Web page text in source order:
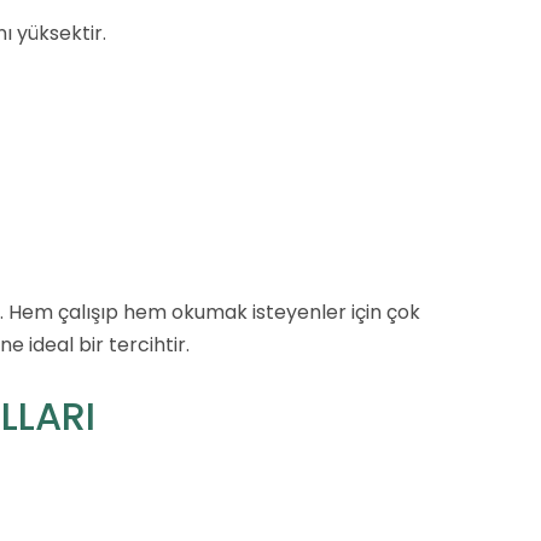
yüksektir.
çalışıp hem okumak isteyenler için çok
ideal bir tercihtir.